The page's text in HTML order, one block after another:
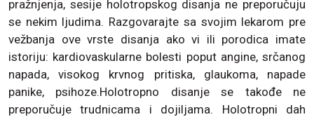
pražnjenja, sesije holotropskog disanja ne preporučuju
se nekim ljudima. Razgovarajte sa svojim lekarom pre
vežbanja ove vrste disanja ako vi ili porodica imate
istoriju: kardiovaskularne bolesti poput angine, srčanog
napada, visokog krvnog pritiska, glaukoma, napade
panike, psihoze.Holotropno disanje se takođe ne
preporučuje trudnicama i dojiljama. Holotropni dah